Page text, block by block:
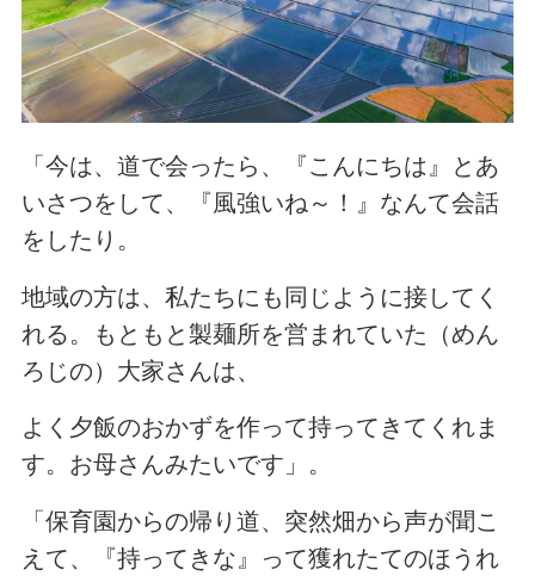
「今は、道で会ったら、『こんにちは』とあ
いさつをして、『風強いね～！』なんて会話
をしたり。
地域の方は、私たちにも同じように接してく
れる。もともと製麺所を営まれていた（めん
ろじの）大家さんは、
よく夕飯のおかずを作って持ってきてくれま
す。お母さんみたいです」。
「保育園からの帰り道、突然畑から声が聞こ
えて、『持ってきな』って獲れたてのほうれ